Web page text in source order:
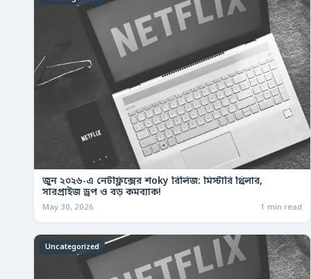
জুন ২০২৬-এ নেটফ্লিক্সের শoky রিলিজ: মিস্টারি থ্রিলার,
সারপ্রাইজ ড্রপ ও বড় কমব্যাক!
May 30, 2026 1 min read
Uncategorized